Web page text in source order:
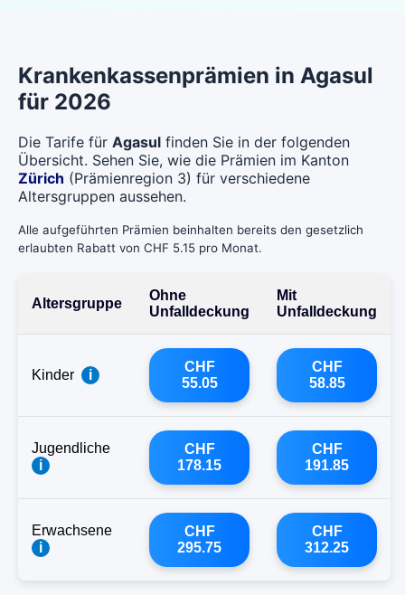
Krankenkassenprämien in Agasul
für 2026
Die Tarife für Agasul finden Sie in der folgenden
Übersicht. Sehen Sie, wie die Prämien im Kanton
Zürich (Prämienregion 3) für verschiedene
Altersgruppen aussehen.
Alle aufgeführten Prämien beinhalten bereits den gesetzlich
erlaubten Rabatt von CHF 5.15 pro Monat.
Altersgruppe
Ohne
Unfalldeckung
Mit
Unfalldeckung
Kinder i
CHF
55.05
CHF
58.85
Jugendliche
i
CHF
178.15
CHF
191.85
Erwachsene
i
CHF
295.75
CHF
312.25